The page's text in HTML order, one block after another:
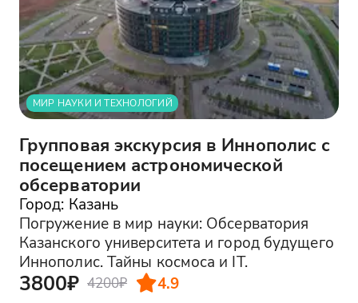
МИР НАУКИ И ТЕХНОЛОГИЙ
Групповая экскурсия в Иннополис с
посещением астрономической
обсерватории
Город: Казань
Погружение в мир науки: Обсерватория
Казанского университета и город будущего
Иннополис. Тайны космоса и IT.
3800₽ 4200₽ 4.9